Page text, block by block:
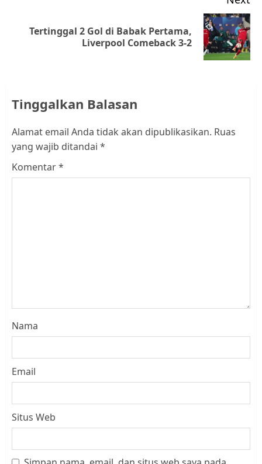
NextTertinggal 2 Gol di Babak Pertama,
Liverpool Comeback 3-2
Tinggalkan Balasan
Alamat email Anda tidak akan dipublikasikan. Ruas
yang wajib ditandai *
Komentar*
Nama
Email
Situs Web